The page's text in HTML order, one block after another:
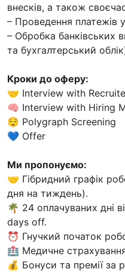
внесків, а також
– Проведення платежів
– Обробка банківських
та бухгалтерський
Кроки до оферу:
🤝 Interview with
🧠 Interview with Hiring
😌 Polygraph Screening
💙 Offer
Ми пропонуємо:
🤝 Гібридний графік
дня на тиждень).
🌴 24 оплачуваних дні
days off.
⏰ Гнучкий початок
🏥 Медичне
💰 Бонуси та премії за